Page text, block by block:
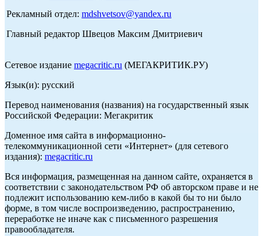
Рекламный отдел: mdshvetsov@yandex.ru
Главный редактор Швецов Максим Дмитриевич
Сетевое издание megacritic.ru (МЕГАКРИТИК.РУ)
Язык(и): русский
Перевод наименования (названия) на государственный язык
Российской Федерации: Мегакритик
Доменное имя сайта в информационно-
телекоммуникационной сети «Интернет» (для сетевого
издания): megacritic.ru
Вся информация, размещенная на данном сайте, охраняется в
соответствии с законодательством РФ об авторском праве и не
подлежит использованию кем-либо в какой бы то ни было
форме, в том числе воспроизведению, распространению,
переработке не иначе как с письменного разрешения
правообладателя.